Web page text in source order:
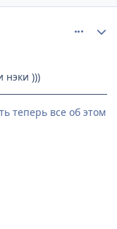
нэки )))
теперь все об этом